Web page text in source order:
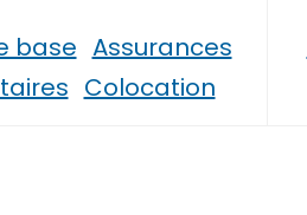
base Assurances
Colocation